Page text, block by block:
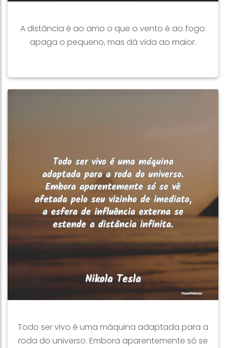
A distância é ao amo o que o vento é ao fogo:
apaga o pequeno, mas dá vida ao maior.
Todo ser vivo é uma máquina adaptada para a
roda do universo. Embora aparentemente só se